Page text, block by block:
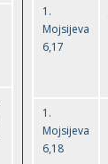
1.
Mojsijeva
6,17
1.
Mojsijeva
6,18